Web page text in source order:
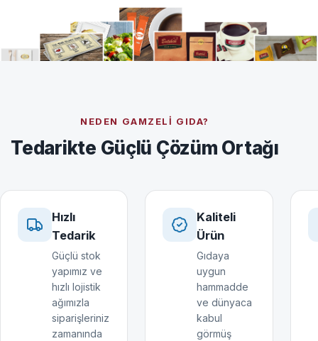
NEDEN GAMZELI GIDA?
Tedarikte Güçlü Çözüm Ortağı
Hızlı
Tedarik
Güçlü stok
yapımız ve
hızlı lojistik
ağımızla
siparişleriniz
zamanında
Kaliteli
Ürün
Gıdaya
uygun
hammadde
ve dünyaca
kabul
görmüş